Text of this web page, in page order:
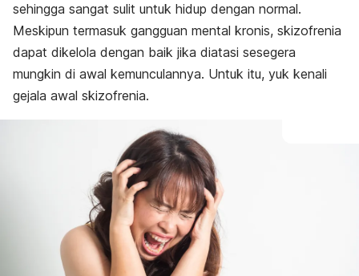
sehingga sangat sulit untuk hidup dengan normal.
Meskipun termasuk gangguan mental kronis, skizofrenia
dapat dikelola dengan baik jika diatasi sesegera
mungkin di awal kemunculannya. Untuk itu, yuk kenali
gejala awal skizofrenia.